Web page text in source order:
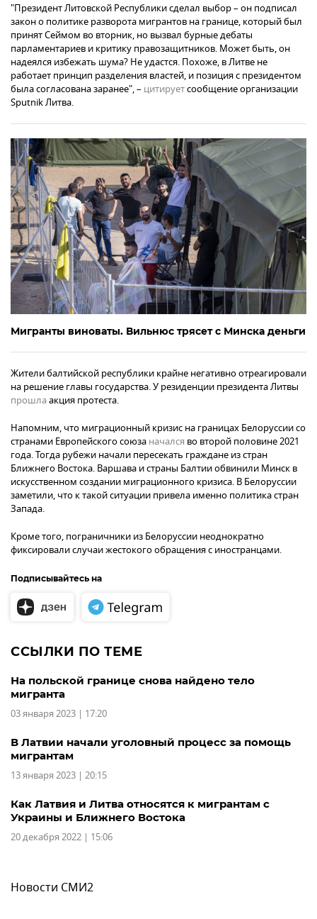
"Президент Литовской Республики сделал выбор – он подписал
закон о политике разворота мигрантов на границе, который был
принят Сеймом во вторник, но вызвал бурные дебаты
парламентариев и критику правозащитников. Может быть, он
надеялся избежать шума? Не удастся. Похоже, в Литве не
работает принцип разделения властей, и позиция с президентом
была согласована заранее", – цитируетсообщение организации
Sputnik Литва.
Мигранты виноваты. Вильнюс трясет с Минска деньги
Жители балтийской республики крайне негативно отреагировали
на решение главы государства. У резиденции президента Литвы
прошлаакция протеста.
Напомним, что миграционный кризис на границах Белоруссии со
странами Европейского союза начался во второй половине 2021
года. Тогда рубежи начали пересекать граждане из стран
Ближнего Востока. Варшава и страны Балтии обвинили Минск в
искусственном создании миграционного кризиса. В Белоруссии
заметили, что к такой ситуации привела именно политика стран
Запада.
Кроме того, пограничники из Белоруссии неоднократно
фиксировали случаи жестокого обращения с иностранцами.
Подписывайтесь на
ССЫЛКИ ПО ТЕМЕ
На польской границе снова найдено тело
мигранта
03 января 2023 | 17:20
В Латвии начали уголовный процесс за помощь
мигрантам
13 января 2023 | 20:15
Как Латвия и Литва относятся к мигрантам с
Украины и Ближнего Востока
20 декабря 2022 | 15:06
Новости СМИ2